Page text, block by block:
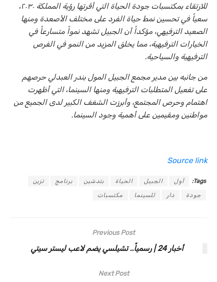
للارتقاء بمكتسبات جودة الحياة التي أقرتها رؤية المملكة ٢٠٣٠،
سعياً في تحسين نمط حياة الفرد على مختلف الأصعدة ومنها
الصعيد الترفيهي، مؤكداً أن الجبيل تشهد نمواً متسارعاً في
الخيارات الترفيهية، مما يخلق المزيد من النمو في الفرص
الترفيهية والسياحية.
من جانبه بين مدير مجمع الجبيل المول بندر العبدلي حرصهم
على تفعيل المتطلبات الترفيهية ومنها السينما، التي أظهرت
اهتمام وحرص المجتمع، وأبرزت الشغف الكبير لدى الجميع من
مواطنين ومقيمين على أهمية وجود السينما.
Source link
Tags: أول الجبيل الحياة بتدشين برنامج تزين
جودة دار للسينما مكتسبات
Previous Post
أخبار 24 | رسمياً.. تشيلسي يضم لاعب ليستر سيتي
Next Post